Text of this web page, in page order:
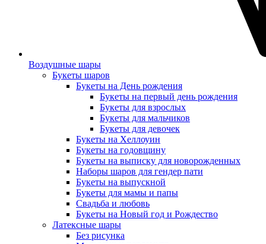
Воздушные шары
Букеты шаров
Букеты на День рождения
Букеты на первый день рождения
Букеты для взрослых
Букеты для мальчиков
Букеты для девочек
Букеты на Хеллоуин
Букеты на годовщину
Букеты на выписку для новорожденных
Наборы шаров для гендер пати
Букеты на выпускной
Букеты для мамы и папы
Свадьба и любовь
Букеты на Новый год и Рождество
Латексные шары
Без рисунка